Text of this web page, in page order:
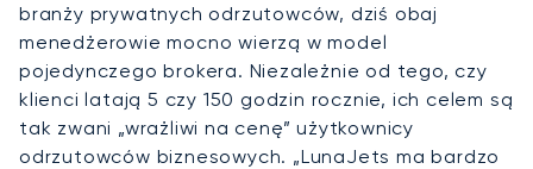
branży prywatnych odrzutowców, dziś obaj
menedżerowie mocno wierzą w model
pojedynczego brokera. Niezależnie od tego, czy
klienci latają 5 czy 150 godzin rocznie, ich celem są
tak zwani „wrażliwi na cenę” użytkownicy
odrzutowców biznesowych. „LunaJets ma bardzo